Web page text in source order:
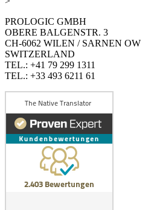
PROLOGIC GMBH
OBERE BALGENSTR. 3
CH-6062 WILEN / SARNEN OW
SWITZERLAND
TEL.: +41 79 299 1311
TEL.: +33 493 6211 61